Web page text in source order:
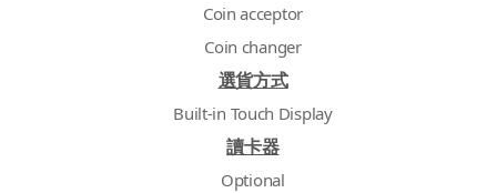
Coin acceptor
Coin changer
選貨方式
Built-in Touch Display
讀卡器
Optional